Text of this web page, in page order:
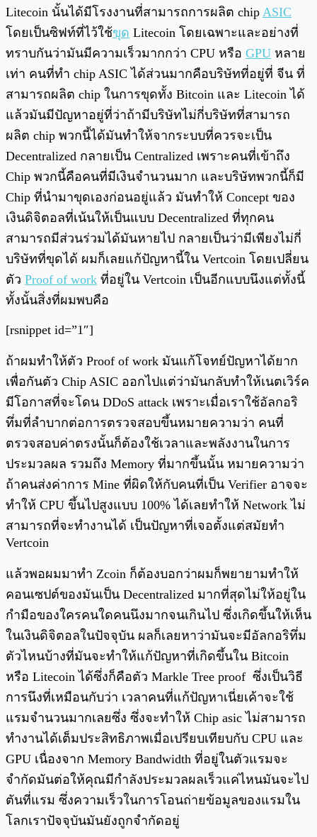
Litecoin นั้นได้มีโรงงานที่สามารถการผลิต chip ASIC
โดยเป็นซิฟท์ที่ไว้ใช้ขุด Litecoin โดยเฉพาะและอย่างที่
ทราบกันว่ามันมีความเร็วมากกว่า CPU หรือ GPU หลาย
เท่า คนที่ทำ chip ASIC ได้ส่วนมากคือบริษัทที่อยู่ที่ จีน ที่
สามารถผลิต chip ในการขุดทั้ง Bitcoin และ Litecoin ได้
แล้วมันมีปัญหาอยู่ที่ว่าถ้ามีบริษัทไม่กี่บริษัทที่สามารถ
ผลิต chip พวกนี้ได้มันทำให้จากระบบที่ควรจะเป็น
Decentralized กลายเป็น Centralized เพราะคนที่เข้าถึง
Chip พวกนี้คือคนที่มีเงินจำนวนมาก และบริษัทพวกนี้ก็มี
Chip ที่นำมาขุดเองก่อนอยู่แล้ว มันทำให้ Concept ของ
เงินดิจิตอลที่เน้นให้เป็นแบบ Decentralized ที่ทุกคน
สามารถมีส่วนร่วมได้มันหายไป กลายเป็นว่ามีเพียงไม่กี่
บริษัทที่ขุดได้ ผมก็เลยแก้ปัญหานี้ใน Vertcoin โดยเปลี่ยน
ตัว Proof of work ที่อยู่ใน Vertcoin เป็นอีกแบบนึงแต่ทั้งนี้
ทั้งนั้นสิ่งที่ผมพบคือ
[rsnippet id=”1″]
ถ้าผมทำให้ตัว Proof of work มันแก้โจทย์ปัญหาได้ยาก
เพื่อกันตัว Chip ASIC ออกไปแต่ว่ามันกลับทำให้เนตเวิร์ค
มีโอกาสที่จะโดน DDoS attack เพราะเมื่อเราใช้อัลกอริ
ทึ่มที่ลำบากต่อการตรวจสอบขึ้นหมายความว่า คนที่
ตรวจสอบค่าตรงนั้นก็ต้องใช้เวลาและพลังงานในการ
ประมวลผล รวมถึง Memory ที่มากขึ้นนั้น หมายความว่า
ถ้าคนส่งค่าการ Mine ที่ผิดให้กับคนที่เป็น Verifier อาจจะ
ทำให้ CPU ขึ้นไปสูงแบบ 100% ได้เลยทำให้ Network ไม่
สามารถที่จะทำงานได้ เป็นปัญหาที่เจอตั้งแต่สมัยทำ
Vertcoin
แล้วพอผมมาทำ Zcoin ก็ต้องบอกว่าผมก็พยายามทำให้
คอนเซปต์ของมันเป็น Decentralized มากที่สุดไม่ให้อยู่ใน
กำมือของใครคนใดคนนึงมากจนเกินไป ซึ่งเกิดขึ้นให้เห็น
ในเงินดิจิตอลในปัจจุบัน ผลก็เลยหาว่ามันจะมีอัลกอริทึ่ม
ตัวไหนบ้างที่มันจะทำให้แก้ปัญหาที่เกิดขึ้นใน Bitcoin
หรือ Litecoin ได้ซึ่งก็คือตัว Markle Tree proof ซึ่งเป็นวิธี
การนึงที่เหมือนกับว่า เวลาคนที่แก้ปัญหาเนี่ยเค้าจะใช้
แรมจำนวนมากเลยซึ่ง ซึ่งจะทำให้ Chip asic ไม่สามารถ
ทำงานได้เต็มประสิทธิภาพเมื่อเปรียบเทียบกับ CPU และ
GPU เนื่องจาก Memory Bandwidth ที่อยู่ในตัวแรมจะ
จำกัดมันต่อให้คุณมีกำลังประมวลผลเร็วแค่ไหนมันจะไป
ตันที่แรม ซึ่งความเร็วในการโอนถ่ายข้อมูลของแรมใน
โลกเราปัจจุบันมันยังถูกจำกัดอยู่